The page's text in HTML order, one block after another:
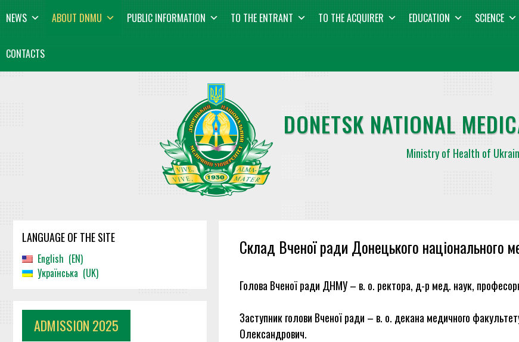
toNEWS ABOUT DNMU PUBLIC INFORMATION TO THE ENTRANT TO THE ACQUIRER EDUCATION SCIENCE
CONTACTS
DONETSK NATIONAL
Ministry of Health of
Склад Вченої ради Донецького національного
Голова Вченої ради ДНМУ – в. о. ректора, д-р мед. наук,
Заступник голови Вченої ради – в. о. декана медичного
Олександрович.
LANGUAGE OF THE SITE
English
EN
Українська
UK
ADMISSION 2025